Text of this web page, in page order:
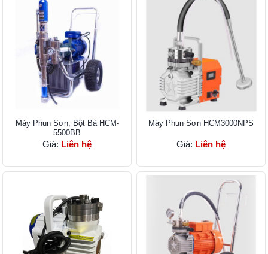
Máy Phu​n Sơn, Bột Bả HCM-
5500BB
Giá: Liên hệ
Máy Phun Sơn HCM300​0NPS
Giá: Liên hệ